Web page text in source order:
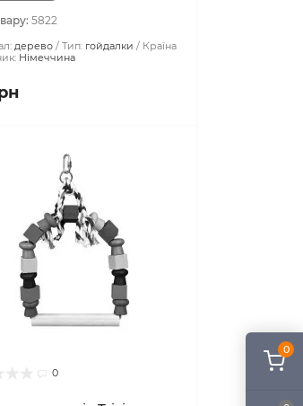
0
5822
дерево Тип: гойдалки
Країна
Німеччина
0